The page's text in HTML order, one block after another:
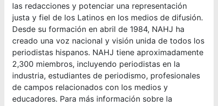
las redacciones y potenciar una representación
justa y fiel de los Latinos en los medios de difusión.
Desde su formación en abril de 1984, NAHJ ha
creado una voz nacional y visión unida de todos los
periodistas hispanos. NAHJ tiene aproximadamente
2,300 miembros, incluyendo periodistas en la
industria, estudiantes de periodismo, profesionales
de campos relacionados con los medios y
educadores. Para más información sobre la